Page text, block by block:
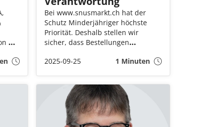
um
Bei www.snusmarkt.ch hat der
Schutz Minderjähriger höchste
Priorität. Deshalb stellen wir
sicher, dass Bestellungen
Kundinnen und Kunden
2025-09-25 1 Minuten